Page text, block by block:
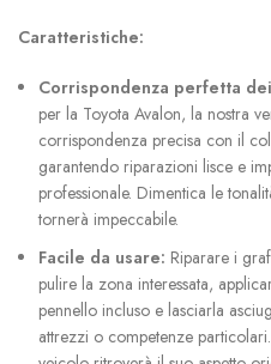
Caratteristiche:
Corrispondenza perfetta
per la Toyota Avalon, la nostra
corrispondenza precisa con il
garantendo riparazioni lisce e
professionale. Dimentica le
tornerà impeccabile.
Facile da usare: Riparare i
pulire la zona interessata,
pennello incluso e lasciarla
attrezzi o competenze